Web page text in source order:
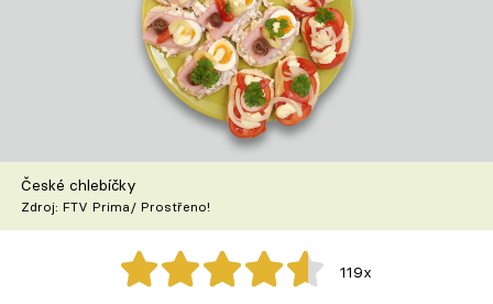
Škola vaření
Recepty z TV
Speciál: Cuketa
České chlebíčky
Zdroj: FTV Prima/ Prostřeno!
119x